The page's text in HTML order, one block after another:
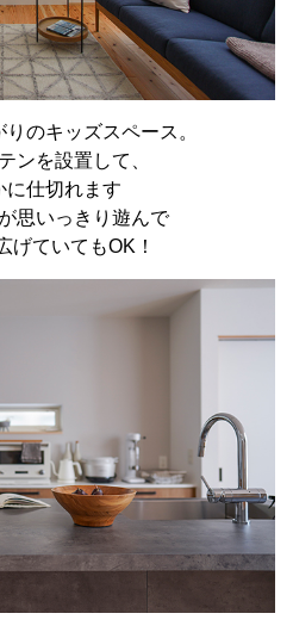
のキッズスペース。
ンを設置して、
に仕切れます
思いっきり遊んで
げていてもOK！